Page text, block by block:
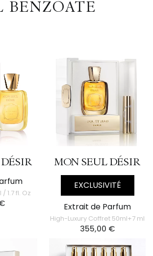
BENZOATE
1.7 fl. Oz
MON SEUL DÉSIR
EXCLUSIVITÉ
Extrait de Parfum
High-Luxury Coffret 50ml+7 ml
355,00 €